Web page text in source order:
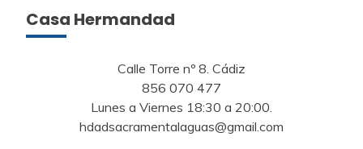
Casa Hermandad
Calle Torre nº 8. Cádiz
856 070 477
Lunes a Viernes 18:30 a 20:00.
hdadsacramentalaguas@gmail.com